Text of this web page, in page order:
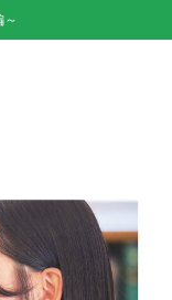
～